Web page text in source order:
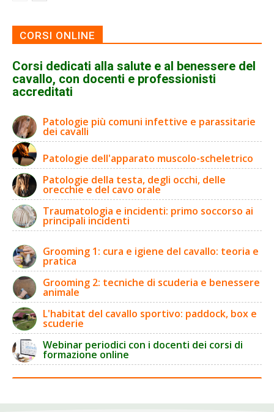
CORSI ONLINE
Corsi dedicati alla salute e al benessere del
cavallo, con docenti e professionisti
accreditati
Patologie più comuni infettive e parassitarie
dei cavalli
Patologie dell'apparato muscolo-scheletrico
Patologie della testa, degli occhi, delle
orecchie e del cavo orale
Traumatologia e incidenti: primo soccorso ai
principali incidenti
Grooming 1: cura e igiene del cavallo: teoria e
pratica
Grooming 2: tecniche di scuderia e benessere
animale
L'habitat del cavallo sportivo: paddock, box e
scuderie
Webinar periodici con i docenti dei corsi di
formazione online